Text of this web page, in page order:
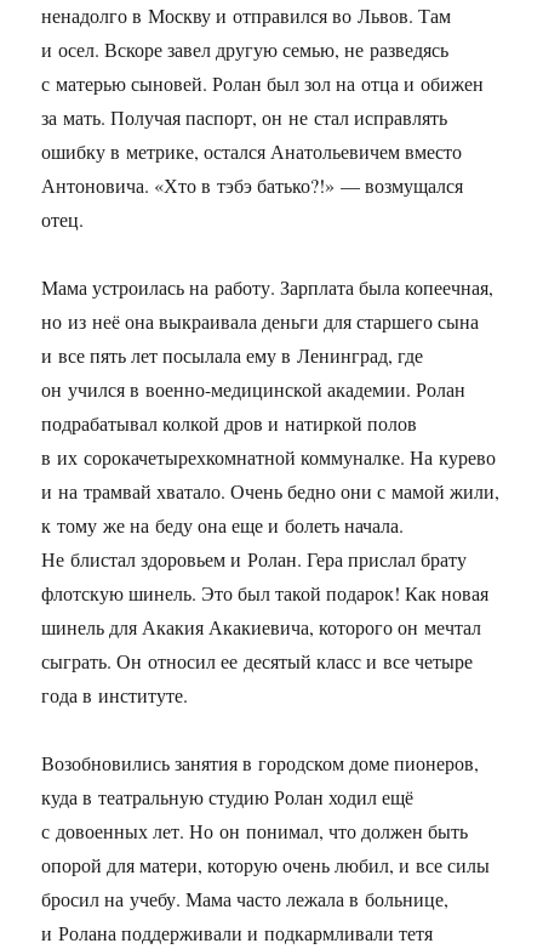
ненадолго в Москву и отправился во Львов. Там
и осел. Вскоре завел другую семью, не разведясь
с матерью сыновей. Ролан был зол на отца и обижен
за мать. Получая паспорт, он не стал исправлять
ошибку в метрике, остался Анатольевичем вместо
Антоновича. «Хто в тэбэ батько?!» — возмущался
отец.
Мама устроилась на работу. Зарплата была копеечная,
но из неё она выкраивала деньги для старшего сына
и все пять лет посылала ему в Ленинград, где
он учился в военно-медицинской академии. Ролан
подрабатывал колкой дров и натиркой полов
в их сорокачетырехкомнатной коммуналке. На курево
и на трамвай хватало. Очень бедно они с мамой жили,
к тому же на беду она еще и болеть начала.
Не блистал здоровьем и Ролан. Гера прислал брату
флотскую шинель. Это был такой подарок! Как новая
шинель для Акакия Акакиевича, которого он мечтал
сыграть. Он относил ее десятый класс и все четыре
года в институте.
Возобновились занятия в городском доме пионеров,
куда в театральную студию Ролан ходил ещё
с довоенных лет. Но он понимал, что должен быть
опорой для матери, которую очень любил, и все силы
бросил на учебу. Мама часто лежала в больнице,
и Ролана поддерживали и подкармливали тетя